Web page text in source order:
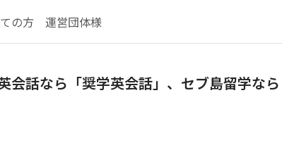
の方 運営団体様
話なら「奨学英会話」、セブ島留学なら